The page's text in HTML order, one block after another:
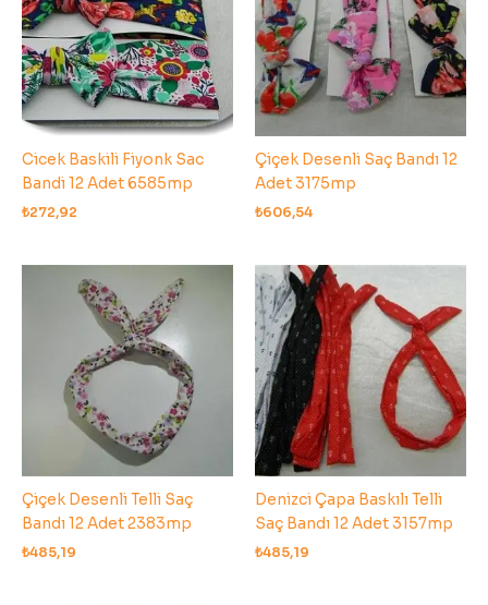
Cicek Baskili Fiyonk Sac
Bandi 12 Adet 6585mp
₺272,92
Çiçek Desenli Saç Bandı 12
Adet 3175mp
₺606,54
Çiçek Desenli Telli Saç
Bandı 12 Adet 2383mp
₺485,19
Denizci Çapa Baskılı Telli
Saç Bandı 12 Adet 3157mp
₺485,19